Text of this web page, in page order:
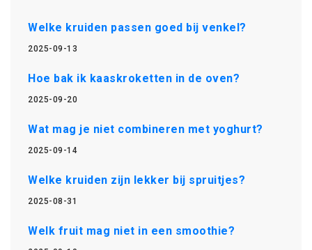
Welke kruiden passen goed bij venkel?
2025-09-13
Hoe bak ik kaaskroketten in de oven?
2025-09-20
Wat mag je niet combineren met yoghurt?
2025-09-14
Welke kruiden zijn lekker bij spruitjes?
2025-08-31
Welk fruit mag niet in een smoothie?